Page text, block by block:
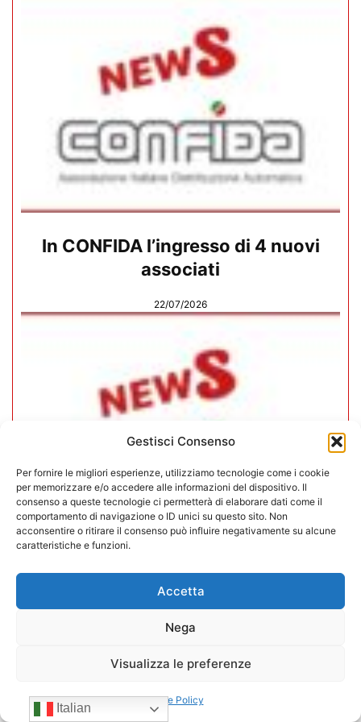
Gestisci Consenso
Per fornire le migliori esperienze, utilizziamo tecnologie come i cookie
per memorizzare e/o accedere alle informazioni del dispositivo. Il
consenso a queste tecnologie ci permetterà di elaborare dati come il
comportamento di navigazione o ID unici su questo sito. Non
acconsentire o ritirare il consenso può influire negativamente su alcune
caratteristiche e funzioni.
Accetta
Nega
Visualizza le preferenze
Cookie Policy
In CONFIDA l’ingresso di 4 nuovi
associati
22/07/2026
CONFIDA Servizi srl presenta il
nuovo Consiglio di Amministrazione
17/07/2026
Italian